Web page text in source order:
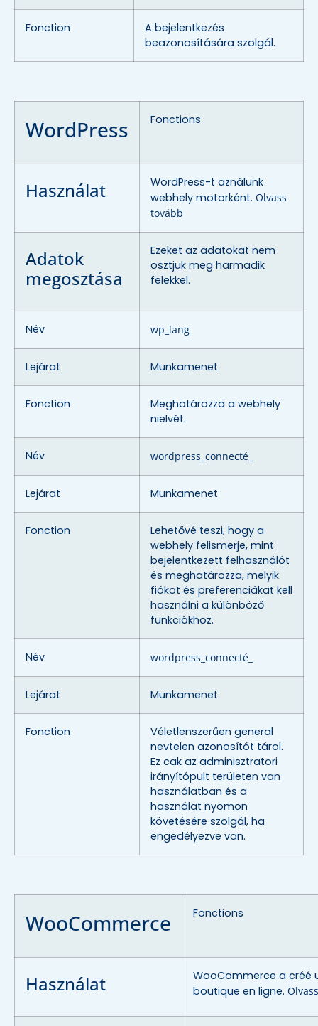
Fonction
A bejelentkezés
beazonosítására szolgál.
WordPress Fonctions
Használat
WordPress-t aználunk
webhely motorként. Olvass
tovább
Adatok
megosztása
Ezeket az adatokat nem
osztjuk meg harmadik
felekkel.
Név wp_lang
Lejárat Munkamenet
Fonction
Meghatározza a webhely
nielvét.
Név wordpress_connecté_
Lejárat Munkamenet
Fonction
Lehetővé teszi, hogy a
webhely felismerje, mint
bejelentkezett felhasználót
és meghatározza, melyik
fiókot és preferenciákat kell
használni a különböző
funkciókhoz.
Név wordpress_connecté_
Lejárat Munkamenet
Fonction
Véletlenszerűen general
nevtelen azonosítót tárol.
Ez cak az adminisztratori
irányítópult területen van
használatban és a
használat nyomon
követésére szolgál, ha
engedélyezve van.
WooCommerce Fonctions
Használat
WooCommerce a créé
boutique en ligne.